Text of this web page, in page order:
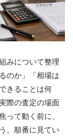
みについて整理
のか」「相場は
きることは何
際の査定の場面
って動く前に、
。順番に見てい